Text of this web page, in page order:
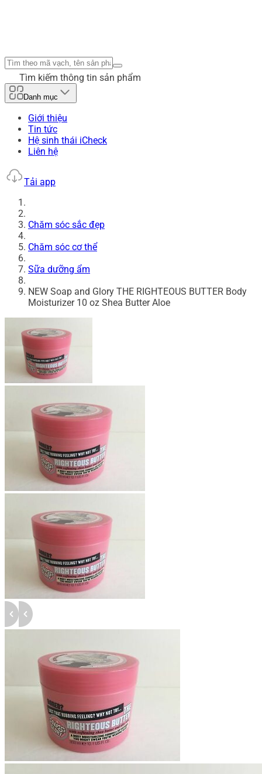
Tìm kiếm thông tin sản phẩm
Danh mục
Giới thiệu
Tin tức
Hệ sinh thái iCheck
Liên hệ
Tải app
Chăm sóc sắc đẹp
Chăm sóc cơ thể
Sữa dưỡng ẩm
NEW Soap and Glory THE RIGHTEOUS BUTTER Body
Moisturizer 10 oz Shea Butter Aloe